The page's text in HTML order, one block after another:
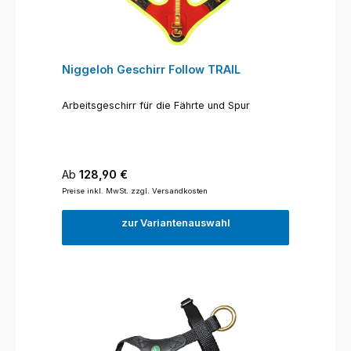
Niggeloh Geschirr Follow TRAIL
Arbeitsgeschirr für die Fährte und Spur
Regulärer Preis:
Ab 128,90 €
Preise inkl. MwSt. zzgl. Versandkosten
zur Variantenauswahl